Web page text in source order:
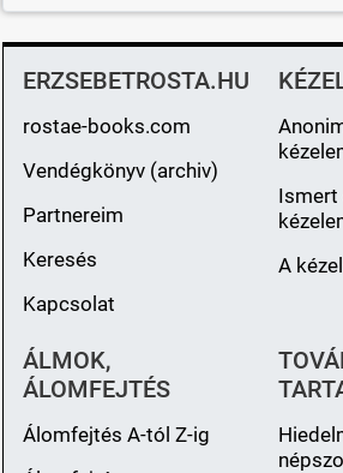
ERZSEBETROSTA.HU
rostae-books.com
Vendégkönyv (archiv)
Partnereim
Keresés
Kapcsolat
Ismert
A
ÁLMOK,
ÁLOMFEJTÉS
Álomfejtés A-tól Z-ig